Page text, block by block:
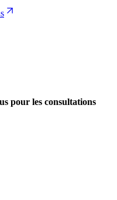
pour les consultations